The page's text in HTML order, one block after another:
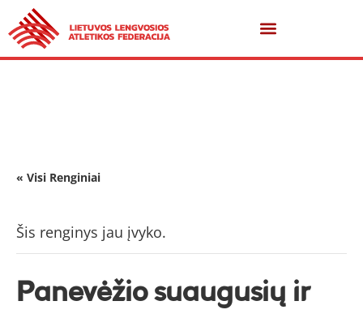
« Visi Renginiai
Šis renginys jau įvyko.
Panevėžio suaugusių ir